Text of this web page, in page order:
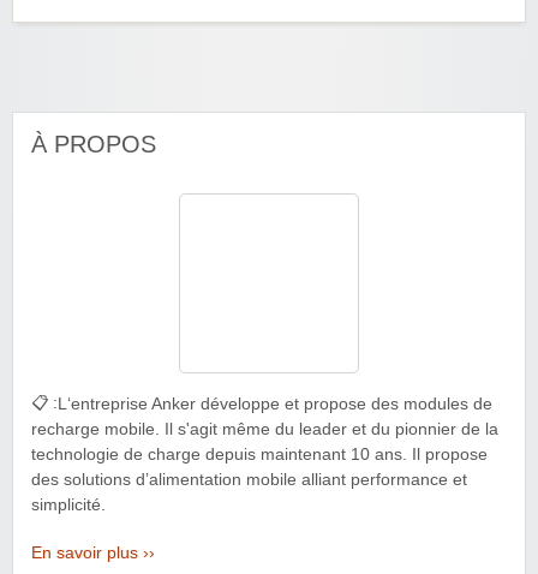
À PROPOS
📋 : L‘entreprise Anker développe et propose des modules de
recharge mobile. Il s'agit même du leader et du pionnier de la
technologie de charge depuis maintenant 10 ans. Il propose
des solutions d’alimentation mobile alliant performance et
simplicité.
En savoir plus ››